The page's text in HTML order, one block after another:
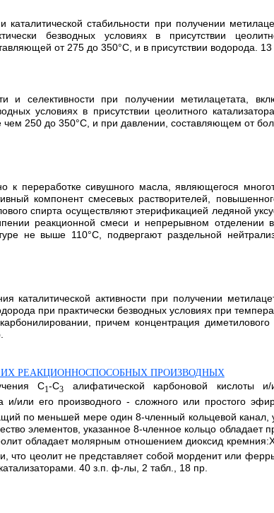
каталитической стабильности при получении
безводных условиях в присутствии
от 275 до 350°С, и в присутствии водорода.
и селективности при получении метилацетата,
условиях в присутствии цеолитного
250 до 350°С, и при давлении, составляющем от
к переработке сивушного масла, являющегося
компонент смесевых растворителей,
спирта осуществляют этерификацией ледяной
реакционной смеси и непрерывном
не выше 110°С, подвергают раздельной
каталитической активности при получении
при практически безводных условиях при
карбонилировании, причем концентрация
РЕАКЦИОННОСПОСОБНЫХ ПРОИЗВОДНЫХ
C1-С3
алифатической карбоновой кислоты
и/или его производного - сложного или простого
по меньшей мере один 8-членный кольцевой
элементов, указанное 8-членное кольцо
обладает молярным отношением диоксид
цеолит не представляет собой морденит или
40 з.п. ф-лы, 2 табл., 18 пр.